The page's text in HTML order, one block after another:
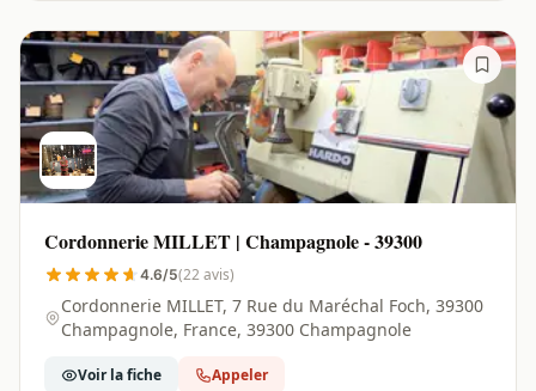
Cordonnerie MILLET | Champagnole - 39300
4.6/5(22 avis)
Cordonnerie MILLET, 7 Rue du Maréchal Foch, 39300
Champagnole, France, 39300 Champagnole
Voir la fiche Appeler